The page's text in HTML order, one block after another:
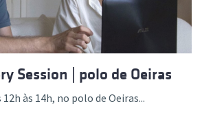
Session | polo de Oeiras
às 14h, no polo de Oeiras...